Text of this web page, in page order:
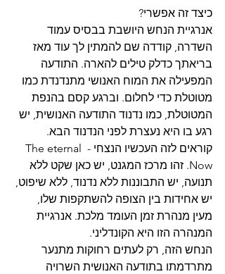
כיצד זה אפשרי?
אנרגיית הנחש היושבת בבסיס עמוד
השדרה, קודדה שם להמתין לך עוד מאז
בריאתך כדלק טילים להארה. התודעה
המפעילה את המוח האנושי מתנדנדת כמו
מטוטלת כדי לחלום. וברגע קסם בהנפת
המטוטלת, כמו נדנוד התודעה האנושית, יש
רגע בו היא נעצרת לפני הנדנוד הבא.
קוראים לזה העכשיו הנצחי - The eternal
Now. זהו מרכז המגנט, יש כאן שקט ללא
תנועה, יש התבוננות ללא נדנוד, ללא שיפוט,
יש אחידות בין הצופה להשתקפות שלו,
מעין מנהרת זמן העומד מלכת. אנרגיית
המנהרה הזו היא הקונדליני.
הנחש הזה, רק לעתים רחוקות מתנער
מתרדמתו בתודעה האנושית השרויה